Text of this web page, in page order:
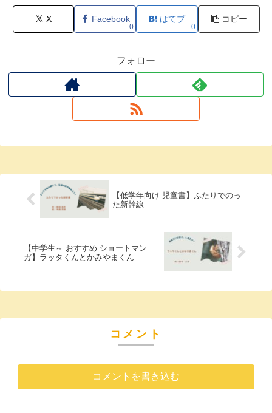
X Facebook
0
はてブ
0
コピー
フォロー
【低学年向け 児童書】ふたりでのっ
た新幹線
【中学生～ おすすめ ショートマン
ガ】ラッタくんとかみやまくん
コメント
コメントを書き込む